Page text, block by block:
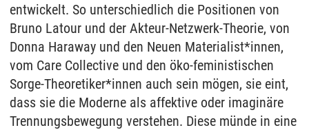
entwickelt. So unterschiedlich die Positionen von
Bruno Latour und der Akteur-Netzwerk-Theorie, von
Donna Haraway und den Neuen Materialist*innen,
vom Care Collective und den öko-feministischen
Sorge-Theoretiker*innen auch sein mögen, sie eint,
dass sie die Moderne als affektive oder imaginäre
Trennungsbewegung verstehen. Diese münde in eine